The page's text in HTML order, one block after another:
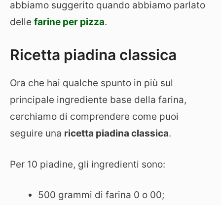
abbiamo suggerito quando abbiamo parlato
delle farine per pizza.
Ricetta piadina classica
Ora che hai qualche spunto in più sul
principale ingrediente base della farina,
cerchiamo di comprendere come puoi
seguire una ricetta piadina classica.
Per 10 piadine, gli ingredienti sono:
500 grammi di farina 0 o 00;